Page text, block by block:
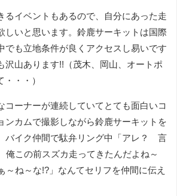
るイベントもあるので、自分にあった走
しいと思います。鈴鹿サーキットは国際
でも立地条件が良くアクセスし易いです
沢山あります!!（茂木、岡山、オートポ
・・）
コーナーが連続していてとても面白いコ
カムで撮影しながら鈴鹿サーキットを
バイク仲間で駄弁リング中「アレ？ 言
この前スズカ走ってきたんだよね～
ね～な!?」なんてセリフを仲間に伝え